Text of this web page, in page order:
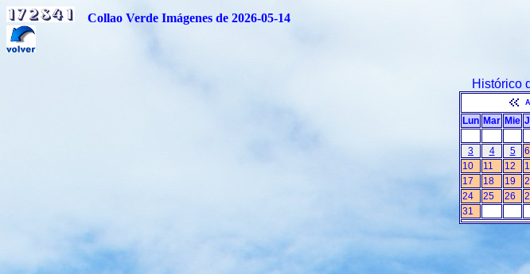
Collao Verde Imágenes de 2026-05-14
Histórico
Lun Mar Mie
3
4 5 6
10
11 12
17
18 19
24
25 26
31